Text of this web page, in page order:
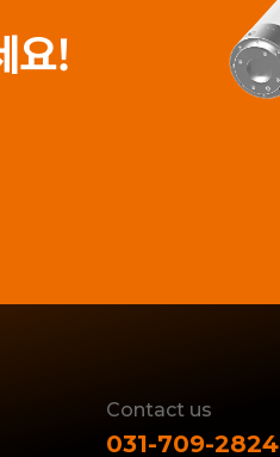
요!
Contact us
031-709-2824